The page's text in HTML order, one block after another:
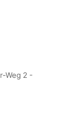
Weg 2 -